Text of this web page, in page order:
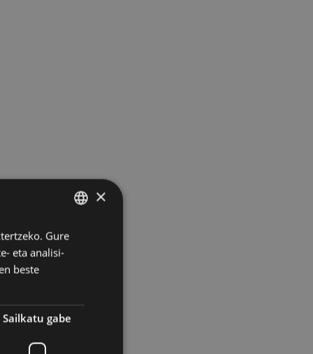
BASQUE
SPANISH
×
Gure
eta analisi-
beste
Sailkatu gabe